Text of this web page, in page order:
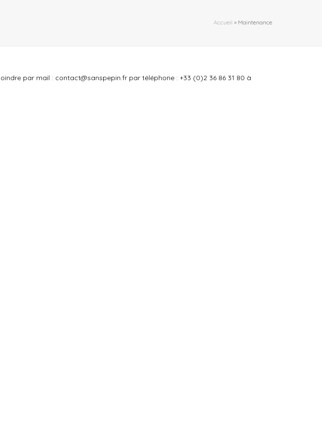
Accueil » Maintenance
par mail : contact@sanspepin.fr par téléphone : +33 (0)2 36 86 31 80 à